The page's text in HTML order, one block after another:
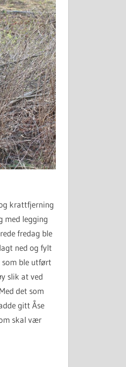
krattfjerning
med legging
fredag ble
ned og fylt
som ble utført
slik at ved
det som
gitt Åse
skal vær